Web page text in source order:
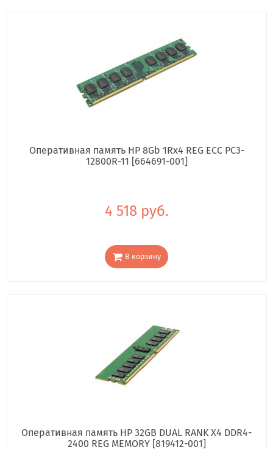
Оперативная память HP 8Gb 1Rx4 REG ECC PC3-
12800R-11 [664691-001]
4 518 руб.
В корзину
Оперативная память HP 32GB DUAL RANK X4 DDR4-
2400 REG MEMORY [819412-001]